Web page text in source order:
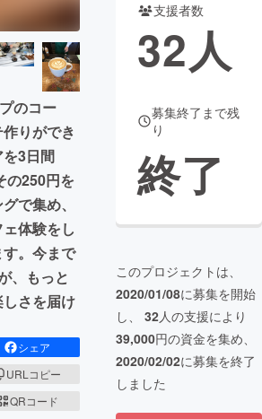
Social Good
CAMPFIRE Creation
るさと納税machi-ya コミュニティ
のコー
りができ
3日間
の250円を
で集め、
体験をし
。今まで
、もっと
さを届け
シェア
URLコピー
QRコード
支援者数
32人
募集終了まで残
り
終了
このプロジェクトは、
2020/01/08に募集を開始
し、 32人の支援により
39,000円の資金を集め、
2020/02/02に募集を終了
しました